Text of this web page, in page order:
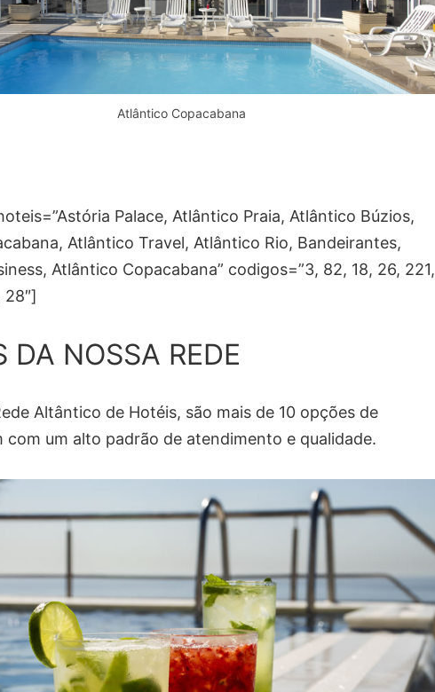
Atlântico Copacabana
Palace, Atlântico Praia, Atlântico Búzios,
Atlântico Travel, Atlântico Rio, Bandeirantes,
Atlântico Copacabana” codigos=”3, 82, 18, 26, 221,
28″]
DA NOSSA REDE
Altântico de Hotéis, são mais de 10 opções de
com um alto padrão de atendimento e qualidade.